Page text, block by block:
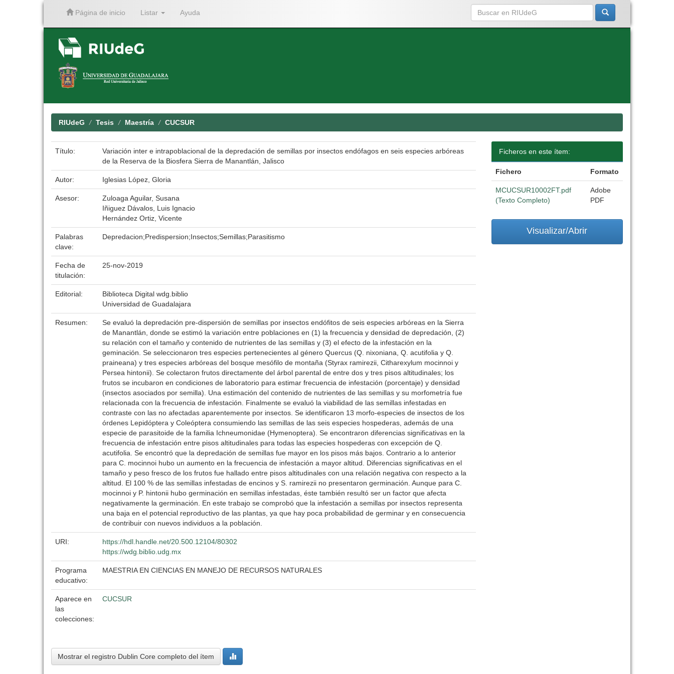
Página de inicio Listar Ayuda
RIUdeG Tesis Maestría CUCSUR
Título:
Variación inter e intrapoblacional de la depredación de semillas por insectos endófagos en seis especies arbóreas
de la Reserva de la Biosfera Sierra de Manantlán, Jalisco
Autor: Iglesias López, Gloria
Asesor:
Zuloaga Aguilar, Susana
Iñiguez Dávalos, Luis Ignacio
Hernández Ortiz, Vicente
Palabras
clave:
Depredacion;Predispersion;Insectos;Semillas;Parasitismo
Fecha de
titulación:
25-nov-2019
Editorial:
Biblioteca Digital wdg.biblio
Universidad de Guadalajara
Resumen:
Se evaluó la depredación pre-dispersión de semillas por insectos endófitos de seis especies arbóreas en la Sierra
de Manantlán, donde se estimó la variación entre poblaciones en (1) la frecuencia y densidad de depredación, (2)
su relación con el tamaño y contenido de nutrientes de las semillas y (3) el efecto de la infestación en la
geminación. Se seleccionaron tres especies pertenecientes al género Quercus (Q. nixoniana, Q. acutifolia y Q.
praineana) y tres especies arbóreas del bosque mesófilo de montaña (Styrax ramirezii, Citharexylum mocinnoi y
Persea hintonii). Se colectaron frutos directamente del árbol parental de entre dos y tres pisos altitudinales; los
frutos se incubaron en condiciones de laboratorio para estimar frecuencia de infestación (porcentaje) y densidad
(insectos asociados por semilla). Una estimación del contenido de nutrientes de las semillas y su morfometría fue
relacionada con la frecuencia de infestación. Finalmente se evaluó la viabilidad de las semillas infestadas en
contraste con las no afectadas aparentemente por insectos. Se identificaron 13 morfo-especies de insectos de los
órdenes Lepidóptera y Coleóptera consumiendo las semillas de las seis especies hospederas, además de una
especie de parasitoide de la familia Ichneumonidae (Hymenoptera). Se encontraron diferencias significativas en la
frecuencia de infestación entre pisos altitudinales para todas las especies hospederas con excepción de Q.
acutifolia. Se encontró que la depredación de semillas fue mayor en los pisos más bajos. Contrario a lo anterior
para C. mocinnoi hubo un aumento en la frecuencia de infestación a mayor altitud. Diferencias significativas en el
tamaño y peso fresco de los frutos fue hallado entre pisos altitudinales con una relación negativa con respecto a la
altitud. El 100 % de las semillas infestadas de encinos y S. ramirezii no presentaron germinación. Aunque para C.
mocinnoi y P. hintonii hubo germinación en semillas infestadas, éste también resultó ser un factor que afecta
negativamente la germinación. En este trabajo se comprobó que la infestación a semillas por insectos representa
una baja en el potencial reproductivo de las plantas, ya que hay poca probabilidad de germinar y en consecuencia
de contribuir con nuevos individuos a la población.
URI:
https://hdl.handle.net/20.500.12104/80302
https://wdg.biblio.udg.mx
Programa
educativo:
MAESTRIA EN CIENCIAS EN MANEJO DE RECURSOS NATURALES
Aparece en
las
colecciones:
CUCSUR
Mostrar el registro Dublin Core completo del ítem
Ficheros en este ítem:
Fichero Formato
MCUCSUR10002FT.pdf
(Texto Completo)
Adobe
PDF
Visualizar/Abrir